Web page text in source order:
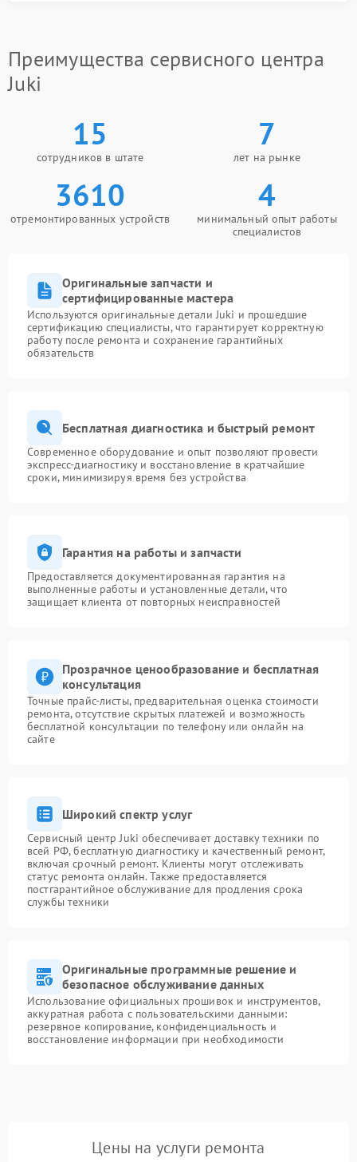
Преимущества сервисного центра
Juki
15
сотрудников в штате
7
лет на рынке
3610
отремонтированных устройств
4
минимальный опыт работы
специалистов
Оригинальные запчасти и
сертифицированные мастера
Используются оригинальные детали Juki и прошедшие
сертификацию специалисты, что гарантирует корректную
работу после ремонта и сохранение гарантийных
обязательств
Бесплатная диагностика и быстрый ремонт
Современное оборудование и опыт позволяют провести
экспресс-диагностику и восстановление в кратчайшие
сроки, минимизируя время без устройства
Гарантия на работы и запчасти
Предоставляется документированная гарантия на
выполненные работы и установленные детали, что
защищает клиента от повторных неисправностей
Прозрачное ценообразование и бесплатная
консультация
Точные прайс-листы, предварительная оценка стоимости
ремонта, отсутствие скрытых платежей и возможность
бесплатной консультации по телефону или онлайн на
сайте
Широкий спектр услуг
Сервисный центр Juki обеспечивает доставку техники по
всей РФ, бесплатную диагностику и качественный ремонт,
включая срочный ремонт. Клиенты могут отслеживать
статус ремонта онлайн. Также предоставляется
постгарантийное обслуживание для продления срока
службы техники
Оригинальные программные решение и
безопасное обслуживание данных
Использование официальных прошивок и инструментов,
аккуратная работа с пользовательскими данными:
резервное копирование, конфиденциальность и
восстановление информации при необходимости
Цены на услуги ремонта